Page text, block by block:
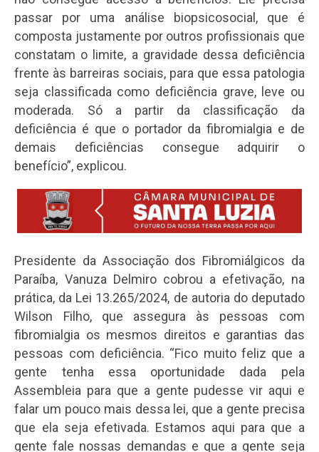
passar por uma análise biopsicosocial, que é
composta justamente por outros profissionais que
constatam o limite, a gravidade dessa deficiência
frente às barreiras sociais, para que essa patologia
seja classificada como deficiência grave, leve ou
moderada. Só a partir da classificação da
deficiência é que o portador da fibromialgia e de
demais deficiências consegue adquirir o
benefício”, explicou.
Presidente da Associação dos Fibromiálgicos da
Paraíba, Vanuza Delmiro cobrou a efetivação, na
prática, da Lei 13.265/2024, de autoria do deputado
Wilson Filho, que assegura às pessoas com
fibromialgia os mesmos direitos e garantias das
pessoas com deficiência. “Fico muito feliz que a
gente tenha essa oportunidade dada pela
Assembleia para que a gente pudesse vir aqui e
falar um pouco mais dessa lei, que a gente precisa
que ela seja efetivada. Estamos aqui para que a
gente fale nossas demandas e que a gente seja